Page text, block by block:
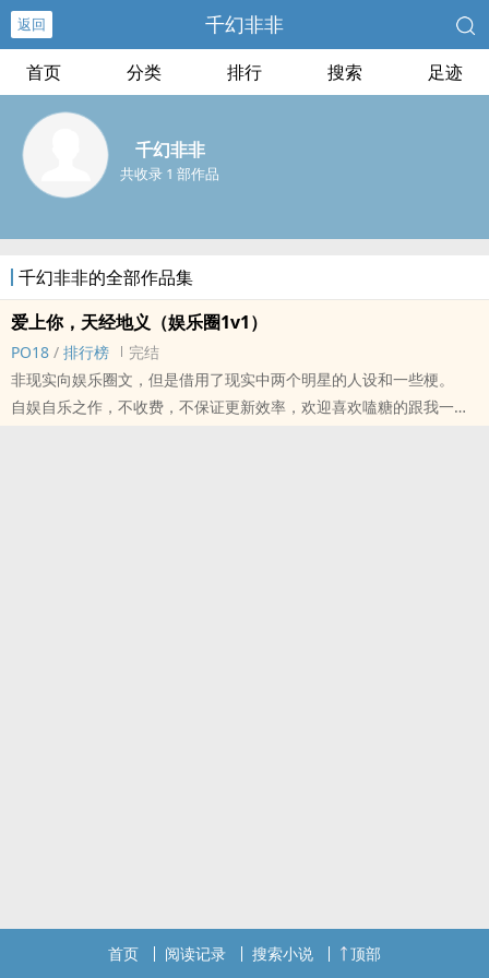
返回 千幻非非
首页 分类 排行 搜索 足迹
千幻非非
共收录 1 部作品
千幻非非的全部作品集
爱上你，天经地义（娱乐圈1v1）
PO18 / 排行榜
完结
非现实向娱乐圈文，但是借用了现实中两个明星的人设和一些梗。
自娱自乐之作，不收费，不保证更新效率，欢迎喜欢嗑糖的跟我一起
首页 阅读记录 搜索小说 顶部